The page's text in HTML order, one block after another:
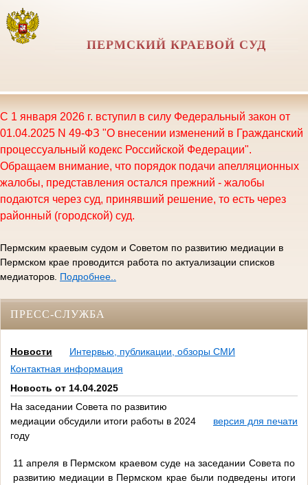
ПЕРМСКИЙ КРАЕВОЙ СУД
С 1 января 2026 г. вступил в силу Федеральный закон от
01.04.2025 N 49-ФЗ "О внесении изменений в Гражданский
процессуальный кодекс Российской Федерации".
Обращаем внимание, что порядок подачи апелляционных
жалобы, представления остался прежний - жалобы
подаются через суд, принявший решение, то есть через
районный (городской) суд.
Пермским краевым судом и Советом по развитию медиации в
Пермском крае проводится работа по актуализации списков
медиаторов. Подробнее..
ПРЕСС-СЛУЖБА
Новости
Интервью, публикации, обзоры СМИ
Контактная информация
Новость от 14.04.2025
На заседании Совета по развитию
медиации обсудили итоги работы в 2024
году
версия для печати
11 апреля в Пермском краевом суде на заседании Совета по
развитию медиации в Пермском крае были подведены итоги